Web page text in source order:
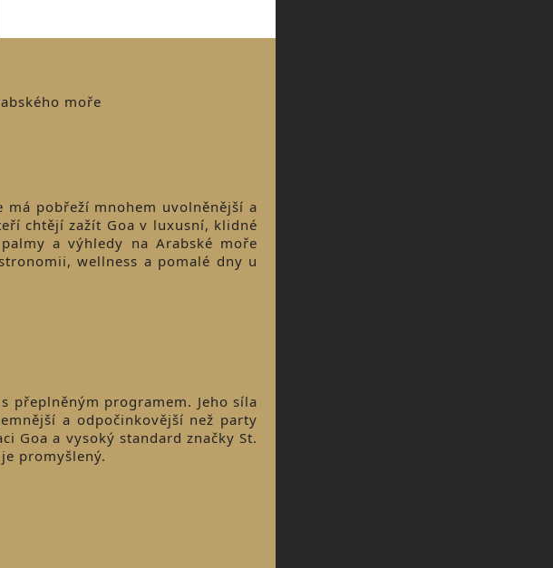
moře
má pobřeží mnohem uvolněnější a
chtějí zažít Goa v luxusní, klidné
a výhledy na Arabské moře
wellness a pomalé dny u
přeplněným programem. Jeho síla
a odpočinkovější než party
Goa a vysoký standard značky St.
promyšlený.